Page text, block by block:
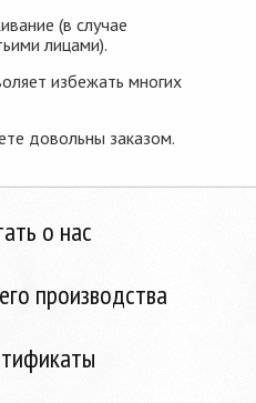
(в случае
лицами).
избежать многих
довольны заказом.
о нас
производства